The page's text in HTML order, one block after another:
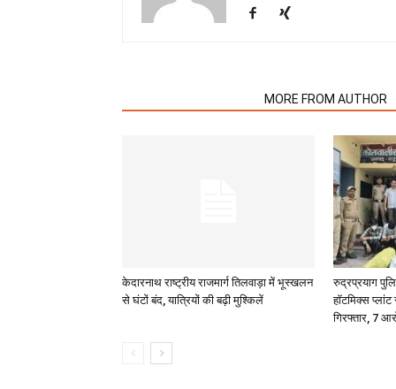
MORE FROM AUTHOR
केदारनाथ राष्ट्रीय राजमार्ग तिलवाड़ा में भूस्खलन
से घंटों बंद, यात्रियों की बढ़ी मुश्किलें
रुद्रप्रयाग
हॉटमिक्स प्लांट
गिरफ्तार, 7